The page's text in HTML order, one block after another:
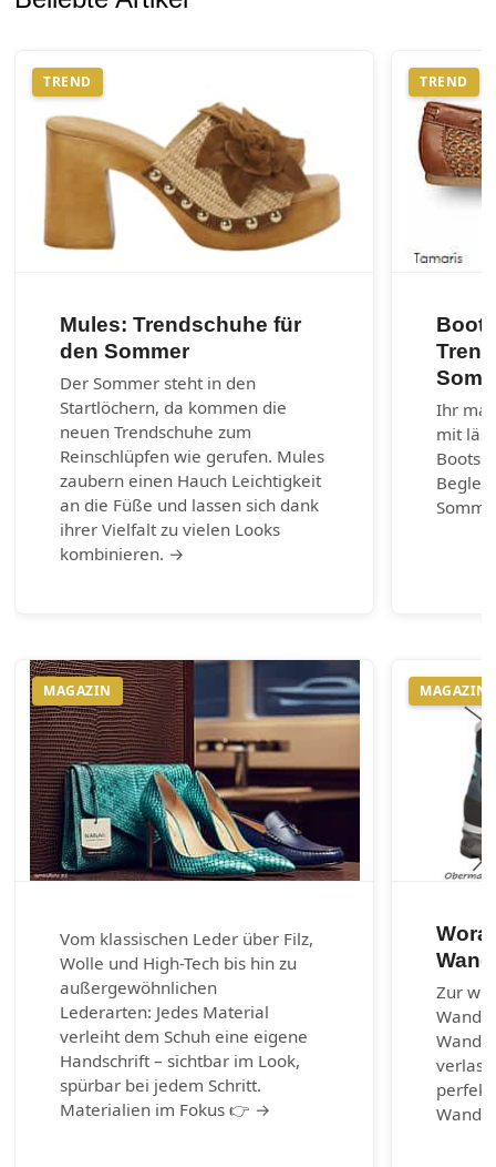
TREND
Mules: Trendschuhe für
den Sommer
Der Sommer steht in den
Startlöchern, da kommen die
neuen Trendschuhe zum
Reinschlüpfen wie gerufen. Mules
zaubern einen Hauch Leichtigkeit
an die Füße und lassen sich dank
ihrer Vielfalt zu vielen Looks
kombinieren. →
TREND
Ihr
mit
MAGAZIN
Vom klassischen Leder über Filz,
Wolle und High-Tech bis hin zu
außergewöhnlichen
Lederarten: Jedes Material
verleiht dem Schuh eine eigene
Handschrift – sichtbar im Look,
spürbar bei jedem Schritt.
Materialien im Fokus 👉 →
MAGAZIN
Zur
perfekt